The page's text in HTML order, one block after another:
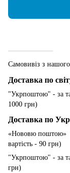
Самовивіз з
Доставка по
"Укрпоштою" - за
1000 грн)
Доставка по
«Нововю поштою»
вартість - 90 грн)
"Укрпоштою" - за
грн)